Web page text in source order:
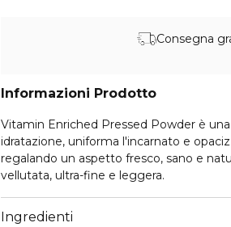
Consegna
Informazioni Prodotto
Vitamin Enriched Pressed Powder è
idratazione, uniforma l'incarnato e
regalando un aspetto fresco, sano e
vellutata, ultra-fine e leggera.
Ingredienti